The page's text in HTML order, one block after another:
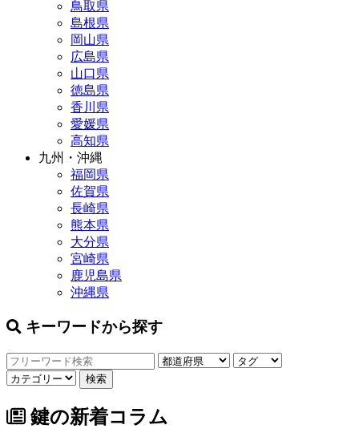
鳥取県
島根県
岡山県
広島県
山口県
徳島県
香川県
愛媛県
高知県
九州・沖縄
福岡県
佐賀県
長崎県
熊本県
大分県
宮崎県
鹿児島県
沖縄県
キーワードから探す
鍵の新着コラム